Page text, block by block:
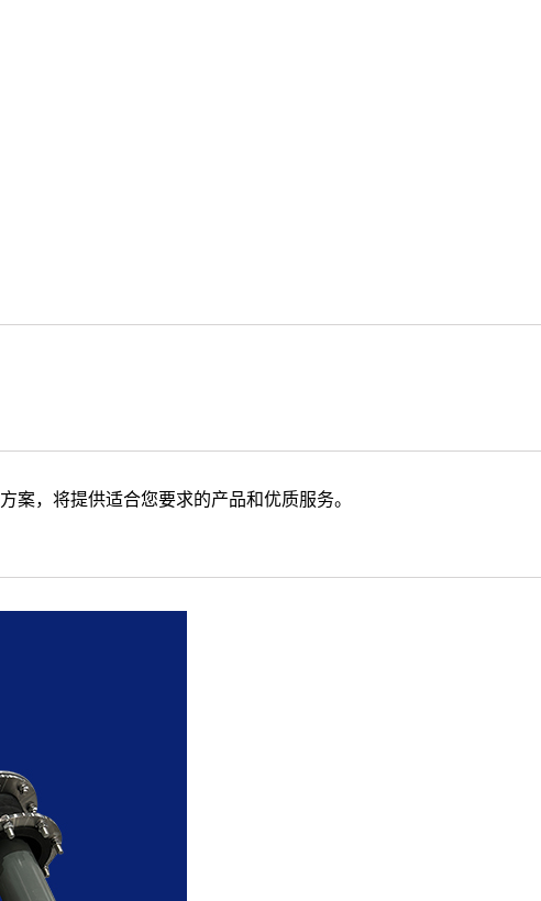
，将提供适合您要求的产品和优质服务。